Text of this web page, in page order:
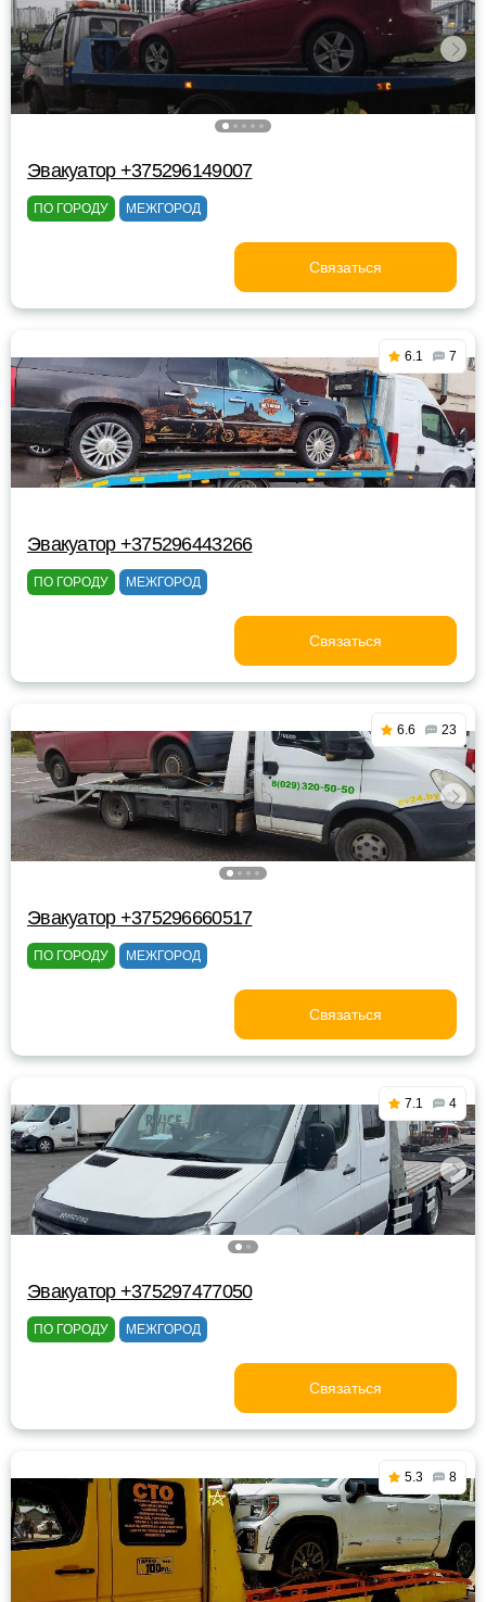
Эвакуатор +375296149007
ПО ГОРОДУ МЕЖГОРОД
Связаться
6.1 7
Эвакуатор +375296443266
ПО ГОРОДУ МЕЖГОРОД
Связаться
6.6 23
Эвакуатор +375296660517
ПО ГОРОДУ МЕЖГОРОД
Связаться
7.1 4
Эвакуатор +375297477050
ПО ГОРОДУ МЕЖГОРОД
Связаться
5.3 8